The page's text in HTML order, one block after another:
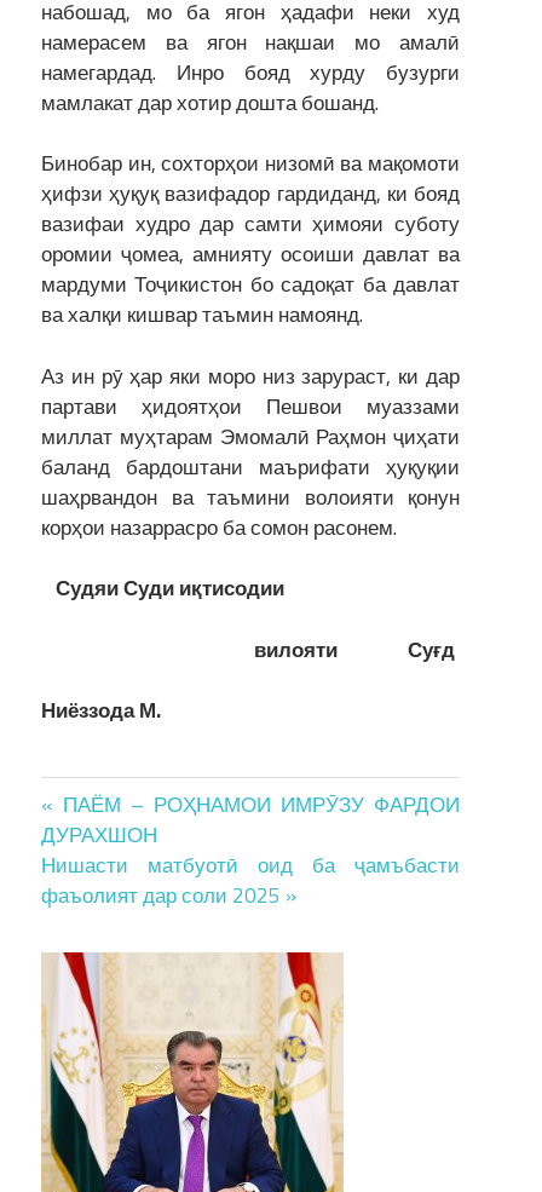
набошад, мо ба ягон ҳадафи неки худ
намерасем ва ягон нақшаи мо амалӣ
намегардад. Инро бояд хурду бузурги
мамлакат дар хотир дошта бошанд.
Бинобар ин, сохторҳои низомӣ ва мақомоти
ҳифзи ҳуқуқ вазифадор гардиданд, ки бояд
вазифаи худро дар самти ҳимояи суботу
оромии ҷомеа, амнияту осоиши давлат ва
мардуми Тоҷикистон бо садоқат ба давлат
ва халқи кишвар таъмин намоянд.
Аз ин рӯ ҳар яки моро низ зарураст, ки дар
партави ҳидоятҳои Пешвои муаззами
миллат муҳтарам Эмомалӣ Раҳмон ҷиҳати
баланд бардоштани маърифати ҳуқуқии
шаҳрвандон ва таъмини волоияти қонун
корҳои назаррасро ба сомон расонем.
СудяиСуди иқтисодии
вилояти Суғд
Ниёззода М.
Post
navigation
« ПАЁМ – РОҲНАМОИ ИМРӮЗУ ФАРДОИ
ДУРАХШОН
Нишасти матбуотӣ оид ба ҷамъбасти
фаъолият дар соли 2025 »